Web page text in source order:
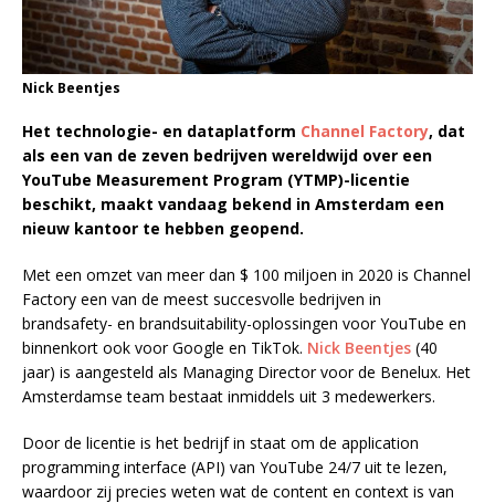
Nick Beentjes
Het technologie- en dataplatform Channel Factory, dat
als een van de zeven bedrijven wereldwijd over een
YouTube Measurement Program (YTMP)-licentie
beschikt, maakt vandaag bekend in Amsterdam een
nieuw kantoor te hebben geopend.
Met een omzet van meer dan $ 100 miljoen in 2020 is Channel
Factory een van de meest succesvolle bedrijven in
brandsafety- en brandsuitability-oplossingen voor YouTube en
binnenkort ook voor Google en TikTok. Nick Beentjes (40
jaar) is aangesteld als Managing Director voor de Benelux. Het
Amsterdamse team bestaat inmiddels uit 3 medewerkers.
Door de licentie is het bedrijf in staat om de application
programming interface (API) van YouTube 24/7 uit te lezen,
waardoor zij precies weten wat de content en context is van